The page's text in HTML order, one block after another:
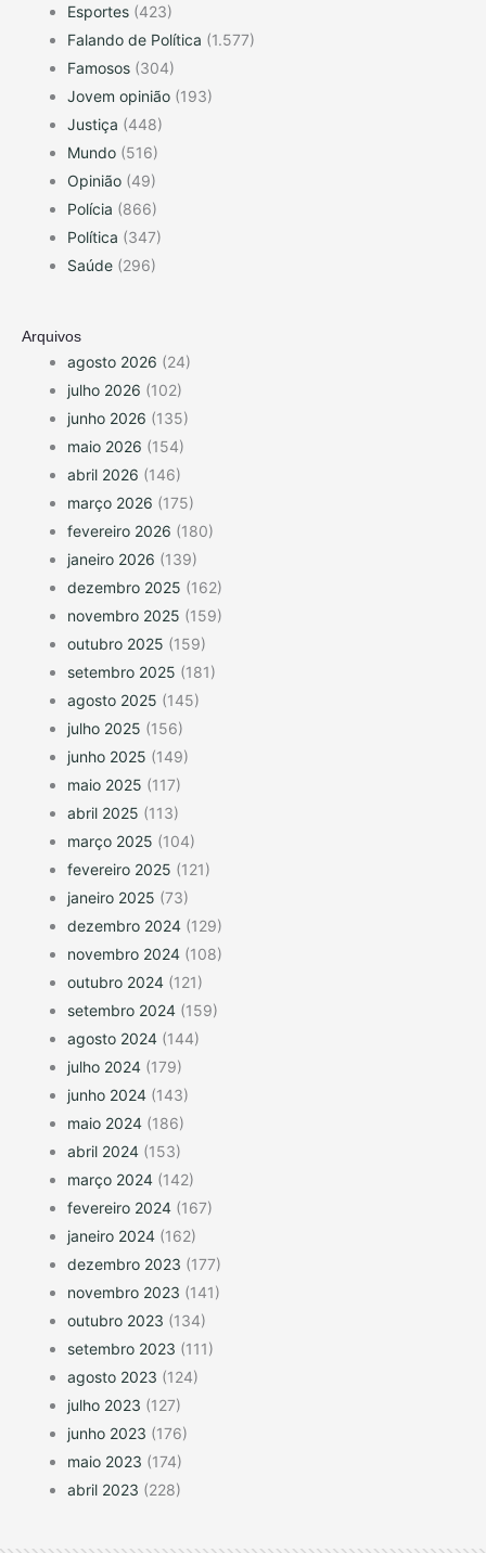
Esportes (423)
Falando de Política (1.577)
Famosos (304)
Jovem opinião (193)
Justiça (448)
Mundo (516)
Opinião (49)
Polícia (866)
Política (347)
Saúde (296)
Arquivos
agosto 2026 (24)
julho 2026 (102)
junho 2026 (135)
maio 2026 (154)
abril 2026 (146)
março 2026 (175)
fevereiro 2026 (180)
janeiro 2026 (139)
dezembro 2025 (162)
novembro 2025 (159)
outubro 2025 (159)
setembro 2025 (181)
agosto 2025 (145)
julho 2025 (156)
junho 2025 (149)
maio 2025 (117)
abril 2025 (113)
março 2025 (104)
fevereiro 2025 (121)
janeiro 2025 (73)
dezembro 2024 (129)
novembro 2024 (108)
outubro 2024 (121)
setembro 2024 (159)
agosto 2024 (144)
julho 2024 (179)
junho 2024 (143)
maio 2024 (186)
abril 2024 (153)
março 2024 (142)
fevereiro 2024 (167)
janeiro 2024 (162)
dezembro 2023 (177)
novembro 2023 (141)
outubro 2023 (134)
setembro 2023 (111)
agosto 2023 (124)
julho 2023 (127)
junho 2023 (176)
maio 2023 (174)
abril 2023 (228)